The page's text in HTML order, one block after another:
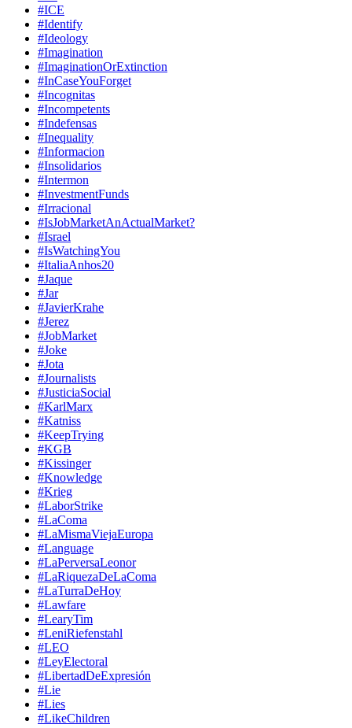
#ICE
#Identify
#Ideology
#Imagination
#ImaginationOrExtinction
#InCaseYouForget
#Incognitas
#Incompetents
#Indefensas
#Inequality
#Informacion
#Insolidarios
#Intermon
#InvestmentFunds
#Irracional
#IsJobMarketAnActualMarket?
#Israel
#IsWatchingYou
#ItaliaAnhos20
#Jaque
#Jar
#JavierKrahe
#Jerez
#JobMarket
#Joke
#Jota
#Journalists
#JusticiaSocial
#KarlMarx
#Katniss
#KeepTrying
#KGB
#Kissinger
#Knowledge
#Krieg
#LaborStrike
#LaComa
#LaMismaViejaEuropa
#Language
#LaPerversaLeonor
#LaRiquezaDeLaComa
#LaTurraDeHoy
#Lawfare
#LearyTim
#LeniRiefenstahl
#LEO
#LeyElectoral
#LibertadDeExpresión
#Lie
#Lies
#LikeChildren